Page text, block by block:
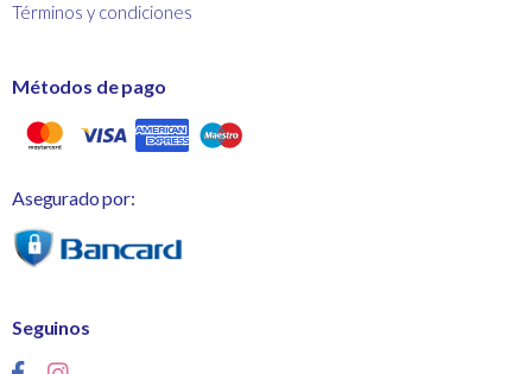
Términos y condiciones
Métodos de pago
Asegurado por:
Seguinos